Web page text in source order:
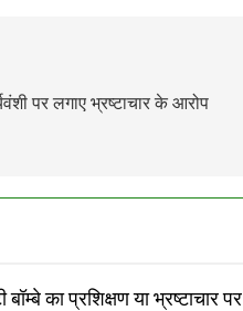
पर लगाए भ्रष्टाचार के आरोप
का प्रशिक्षण या भ्रष्टाचार पर